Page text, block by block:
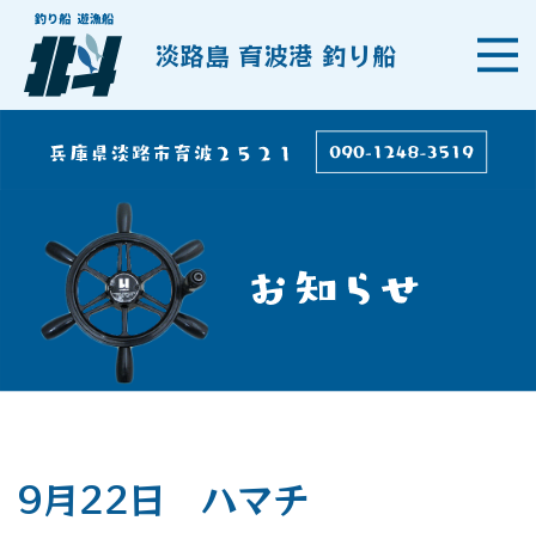
淡路島 育波港 釣り船
9月22日 ハマチ